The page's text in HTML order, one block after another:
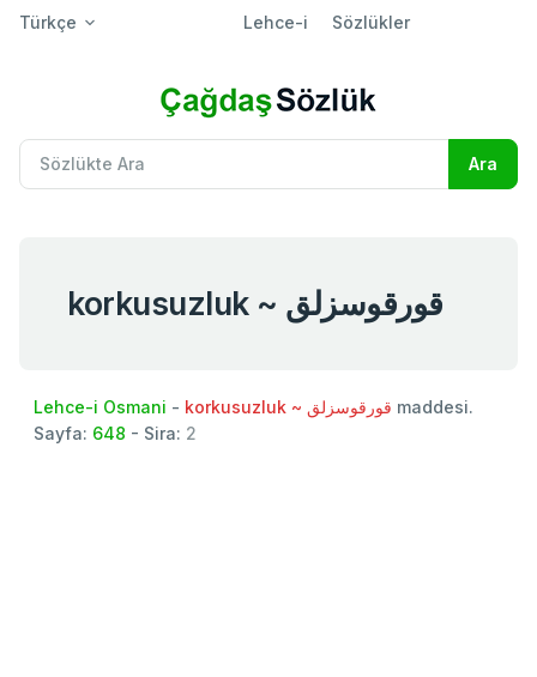
Türkçe Lehce-i Sözlükler
korkusuzluk ~ قورقوسزلق
Lehce-i Osmani - korkusuzluk ~ قورقوسزلق maddesi.
Sayfa: 648 - Sira: 2